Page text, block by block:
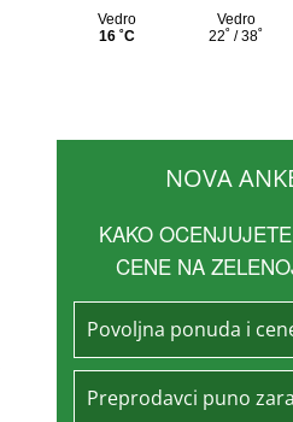
NOVA
KAKO
CENE NA
Povoljna ponuda i
Preprodavci puno